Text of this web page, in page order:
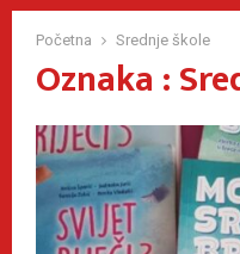
MENU
Početna Srednje škole
Oznaka :